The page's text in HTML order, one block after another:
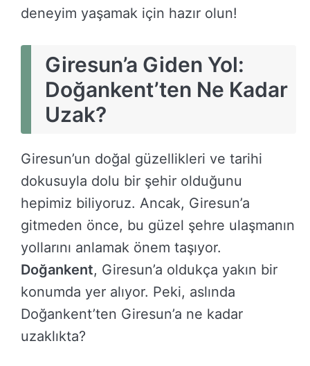
deneyim yaşamak için hazır olun!
Giresun’a Giden Yol:
Doğankent’ten Ne Kadar
Uzak?
Giresun’un doğal güzellikleri ve tarihi
dokusuyla dolu bir şehir olduğunu
hepimiz biliyoruz. Ancak, Giresun’a
gitmeden önce, bu güzel şehre ulaşmanın
yollarını anlamak önem taşıyor.
Doğankent, Giresun’a oldukça yakın bir
konumda yer alıyor. Peki, aslında
Doğankent’ten Giresun’a ne kadar
uzaklıkta?